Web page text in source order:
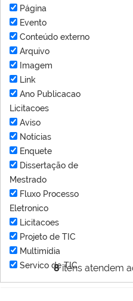
8itens atendem
Página
Evento
Conteúdo externo
Arquivo
Imagem
Link
Ano Publicacao
Licitacoes
Aviso
Notícias
Enquete
Dissertação de
Mestrado
Fluxo Processo
Eletronico
Licitacoes
Projeto de TIC
Multimídia
Servico de TIC